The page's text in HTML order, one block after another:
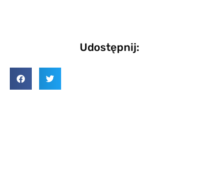
Udostępnij: